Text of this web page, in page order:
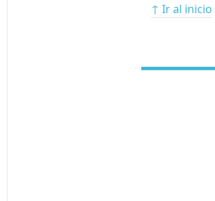
↑ Ir al inicio